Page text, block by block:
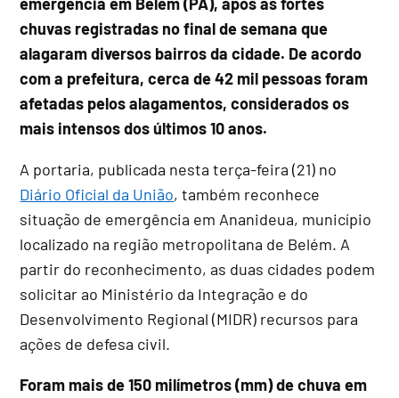
chuvas registradas no final de semana que
alagaram diversos bairros da cidade. De acordo
com a prefeitura, cerca de 42 mil pessoas foram
afetadas pelos alagamentos, considerados os
mais intensos dos últimos 10 anos.
A portaria, publicada nesta terça-feira (21) no
Diário Oficial da União, também reconhece
situação de emergência em Ananideua, município
localizado na região metropolitana de Belém. A
partir do reconhecimento, as duas cidades podem
solicitar ao Ministério da Integração e do
Desenvolvimento Regional (MIDR) recursos para
ações de defesa civil.
Foram mais de 150 milímetros (mm) de chuva em